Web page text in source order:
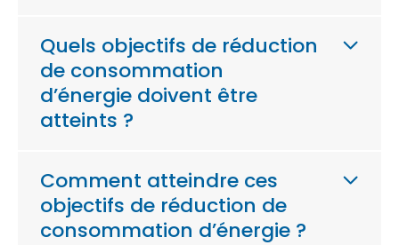
Quels objectifs de réduction
de consommation
d’énergie doivent être
atteints ?
Comment atteindre ces
objectifs de réduction de
consommation d’énergie ?